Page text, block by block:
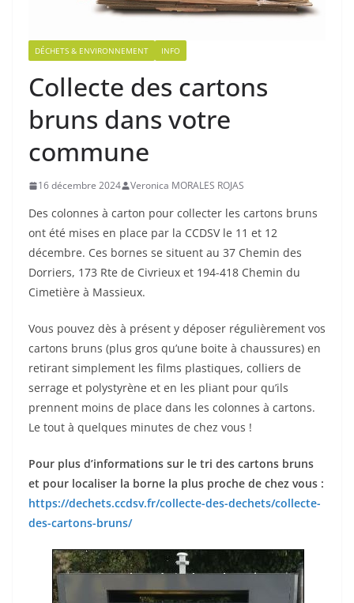
DÉCHETS & ENVIRONNEMENT INFO
Collecte des cartons
bruns dans votre
commune
16 décembre 2024 Veronica MORALES ROJAS
Des colonnes à carton pour collecter les cartons bruns
ont été mises en place par la CCDSV le 11 et 12
décembre. Ces bornes se situent au 37 Chemin des
Dorriers, 173 Rte de Civrieux et 194-418 Chemin du
Cimetière à Massieux.
Vous pouvez dès à présent y déposer régulièrement vos
cartons bruns (plus gros qu’une boite à chaussures) en
retirant simplement les films plastiques, colliers de
serrage et polystyrène et en les pliant pour qu’ils
prennent moins de place dans les colonnes à cartons.
Le tout à quelques minutes de chez vous !
Pour plus d’informations sur le tri des cartons bruns
et pour localiser la borne la plus proche de chez vous :
https://dechets.ccdsv.fr/collecte-des-dechets/collecte-
des-cartons-bruns/